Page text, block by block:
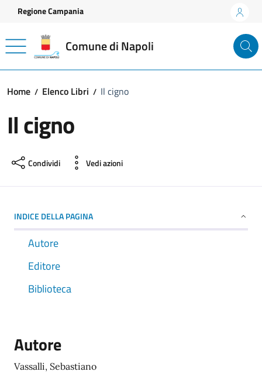
Vai ai contenuti
Vai al footer
Regione Campania
Comune di Napoli
Home Elenco Libri Il cigno
Il cigno
Condividi Vedi azioni
INDICE DELLA PAGINA
Autore
Editore
Biblioteca
Autore
Vassalli, Sebastiano